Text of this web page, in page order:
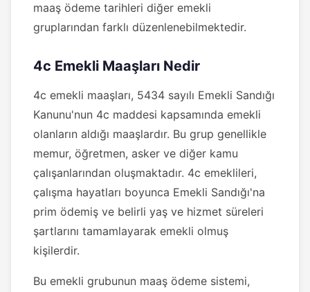
maaş ödeme tarihleri diğer emekli
gruplarından farklı düzenlenebilmektedir.
4c Emekli Maaşları Nedir
4c emekli maaşları, 5434 sayılı Emekli Sandığı
Kanunu'nun 4c maddesi kapsamında emekli
olanların aldığı maaşlardır. Bu grup genellikle
memur, öğretmen, asker ve diğer kamu
çalışanlarından oluşmaktadır. 4c emeklileri,
çalışma hayatları boyunca Emekli Sandığı'na
prim ödemiş ve belirli yaş ve hizmet süreleri
şartlarını tamamlayarak emekli olmuş
kişilerdir.
Bu emekli grubunun maaş ödeme sistemi,